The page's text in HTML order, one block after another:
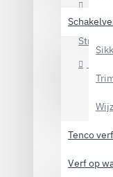
Tenco
Verf op